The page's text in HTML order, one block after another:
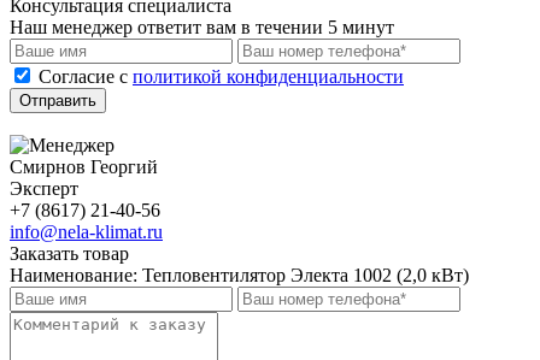
Консультация специалиста
Наш менеджер ответит вам в течении 5 минут
Cогласие с политикой конфиденциальности
Отправить
Смирнов Георгий
Эксперт
+7 (8617) 21-40-56
info@nela-klimat.ru
Заказать товар
Наименование: Тепловентилятор Электа 1002 (2,0 кВт)